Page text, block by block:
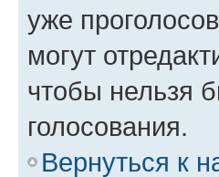
уже
могут
чтобы нельзя
голосования.
Вернуться к